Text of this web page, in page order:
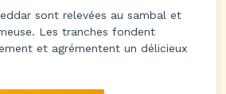
sont relevées au sambal et
Les tranches fondent
et agrémentent un délicieux